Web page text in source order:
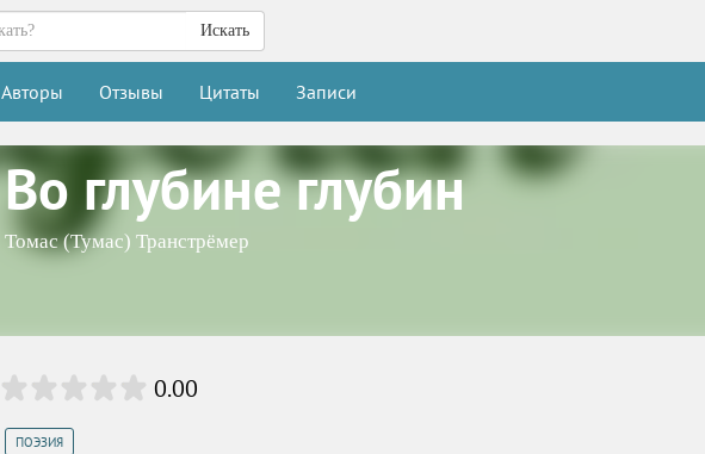
Искать
Авторы Отзывы Цитаты Записи
Во глубине глубин
Томас (Тумас) Транстрёмер
0.00
ПОЭЗИЯ